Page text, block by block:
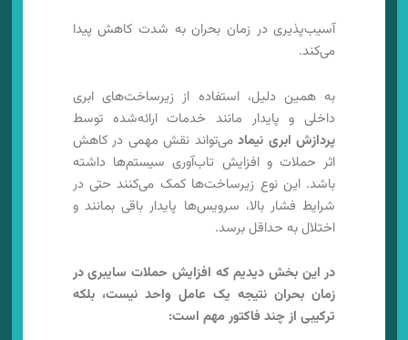
آسیب‌پذیری در زمان بحران به شدت کاهش پیدا
می‌کند.
به همین دلیل، استفاده از زیرساخت‌های ابری
داخلی و پایدار مانند خدمات ارائه‌شده توسط
پردازش ابری نیمادمی‌تواند نقش مهمی در کاهش
اثر حملات و افزایش تاب‌آوری سیستم‌ها داشته
باشد. این نوع زیرساخت‌ها کمک می‌کنند حتی در
شرایط فشار بالا، سرویس‌ها پایدار باقی بمانند و
اختلال به حداقل برسد.
در این بخش دیدیم که افزایش حملات سایبری در
زمان بحران نتیجه یک عامل واحد نیست، بلکه
ترکیبی از چند فاکتور مهم است: